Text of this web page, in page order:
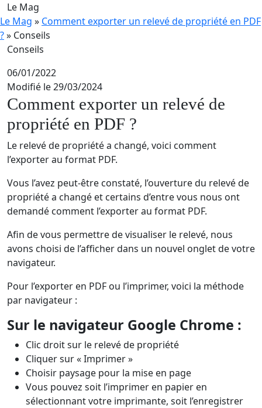
Le Mag
Le Mag » Comment exporter un relevé de propriété en PDF
?» Conseils
Conseils
06/01/2022
Modifié le 29/03/2024
Comment exporter un relevé de
propriété en PDF ?
Le relevé de propriété a changé, voici comment
l’exporter au format PDF.
Vous l’avez peut-être constaté, l’ouverture du relevé de
propriété a changé et certains d’entre vous nous ont
demandé comment l’exporter au format PDF.
Afin de vous permettre de visualiser le relevé, nous
avons choisi de l’afficher dans un nouvel onglet de votre
navigateur.
Pour l’exporter en PDF ou l’imprimer, voici la méthode
par navigateur :
Sur le navigateur Google Chrome :
Clic droit sur le relevé de propriété
Cliquer sur « Imprimer »
Choisir paysage pour la mise en page
Vous pouvez soit l’imprimer en papier en
sélectionnant votre imprimante, soit l’enregistrer